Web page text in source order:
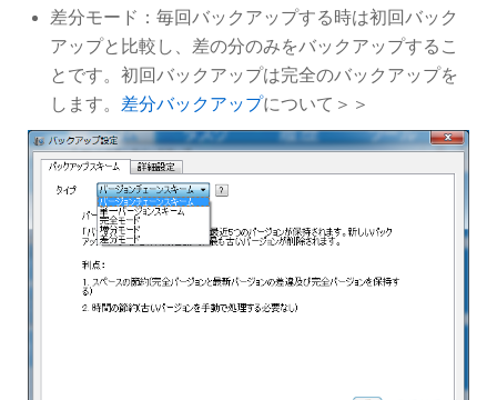
差分モード：毎回バックアップする時は初回バック
アップと比較し、差の分のみをバックアップするこ
とです。初回バックアップは完全のバックアップを
します。 差分バックアップについて＞＞